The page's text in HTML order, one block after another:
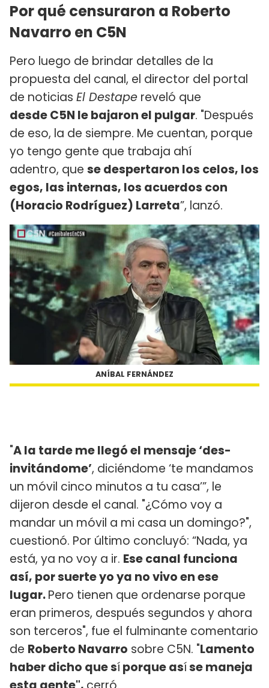
Por qué censuraron a Roberto
Navarro en C5N
Pero luego de brindar detalles de la
propuesta del canal, el director del portal
de noticias El Destape reveló que
desde C5N le bajaron el pulgar. "Después
de eso, la de siempre. Me cuentan, porque
yo tengo gente que trabaja ahí
adentro, que se despertaron los celos, los
egos, las internas, los acuerdos con
(Horacio Rodríguez) Larreta”, lanzó.
ANÍBAL FERNÁNDEZ
"A la tarde me llegó el mensaje ‘des-
invitándome’, diciéndome ‘te mandamos
un móvil cinco minutos a tu casa’”, le
dijeron desde el canal. "¿Cómo voy a
mandar un móvil a mi casa un domingo?",
cuestionó. Por último concluyó: “Nada, ya
está, ya no voy a ir. Ese canal funciona
así, por suerte yo ya no vivo en ese
lugar.Pero tienen que ordenarse porque
eran primeros, después segundos y ahora
son terceros", fue el fulminante comentario
de Roberto Navarro sobre C5N. "Lamento
haber dicho que síporque asíse maneja